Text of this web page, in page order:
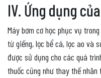
IV. Ứng dụng
Máy bơm cơ học phục vụ
từ giếng, lọc bể cá, lọc ao và
được sử dụng cho các quá
thuốc cũng như thay thế